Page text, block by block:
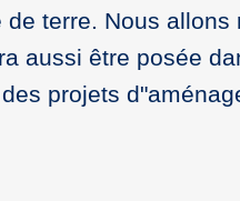
terre. Nous allons
aussi être posée
projets